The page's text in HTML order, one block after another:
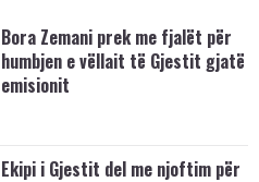
Bora Zemani prek me fjalët për
humbjen e vëllait të Gjestit gjatë
emisionit
Ekipi i Gjestit del me njoftim për